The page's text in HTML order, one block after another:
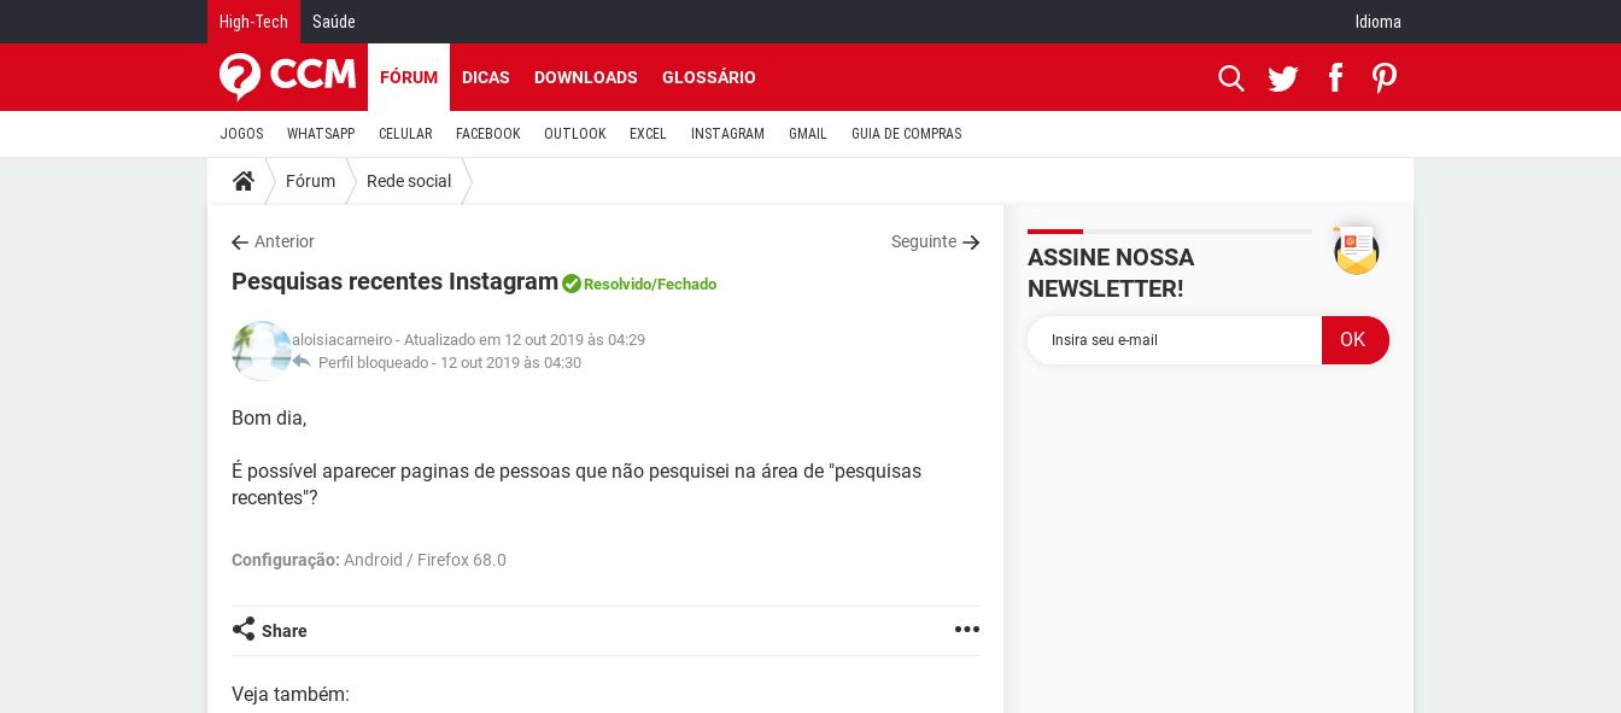
High-Tech Saúde Idioma
FÓRUM DICAS DOWNLOADS GLOSSÁRIO
JOGOS WHATSAPP CELULAR FACEBOOK OUTLOOK EXCEL INSTAGRAM GMAIL GUIA DE COMPRAS
Fórum Rede social
Anterior Seguinte
Pesquisas recentes Instagram Resolvido/Fechado
aloisiacarneiro - Atualizado em 12 out 2019 às 04:29
Perfil bloqueado - 12 out 2019 às 04:30
Bom dia,
É possível aparecer paginas de pessoas que não pesquisei na área de "pesquisas
recentes"?
Configuração: Android / Firefox 68.0
Share
Veja também:
ASSINE NOSSA
NEWSLETTER!